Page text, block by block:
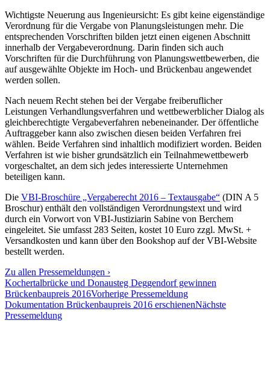
Wichtigste Neuerung aus Ingenieursicht: Es gibt keine eigenständige
Verordnung für die Vergabe von Planungsleistungen mehr. Die
entsprechenden Vorschriften bilden jetzt einen eigenen Abschnitt
innerhalb der Vergabeverordnung. Darin finden sich auch
Vorschriften für die Durchführung von Planungswettbewerben, die
auf ausgewählte Objekte im Hoch- und Brückenbau angewendet
werden sollen.
Nach neuem Recht stehen bei der Vergabe freiberuflicher
Leistungen Verhandlungsverfahren und wettbewerblicher Dialog als
gleichberechtigte Vergabeverfahren nebeneinander. Der öffentliche
Auftraggeber kann also zwischen diesen beiden Verfahren frei
wählen. Beide Verfahren sind inhaltlich modifiziert worden. Beiden
Verfahren ist wie bisher grundsätzlich ein Teilnahmewettbewerb
vorgeschaltet, an dem sich jedes interessierte Unternehmen
beteiligen kann.
Die VBI-Broschüre „Vergaberecht 2016 – Textausgabe“ (DIN A 5
Broschur) enthält den vollständigen Verordnungstext und wird
durch ein Vorwort von VBI-Justiziarin Sabine von Berchem
eingeleitet. Sie umfasst 283 Seiten, kostet 10 Euro zzgl. MwSt. +
Versandkosten und kann über den Bookshop auf der VBI-Website
bestellt werden.
Zu allen Pressemeldungen ›
Kochertalbrücke und Donausteg Deggendorf gewinnen
Brückenbaupreis 2016Vorherige Pressemeldung
Dokumentation Brückenbaupreis 2016 erschienenNächste
Pressemeldung